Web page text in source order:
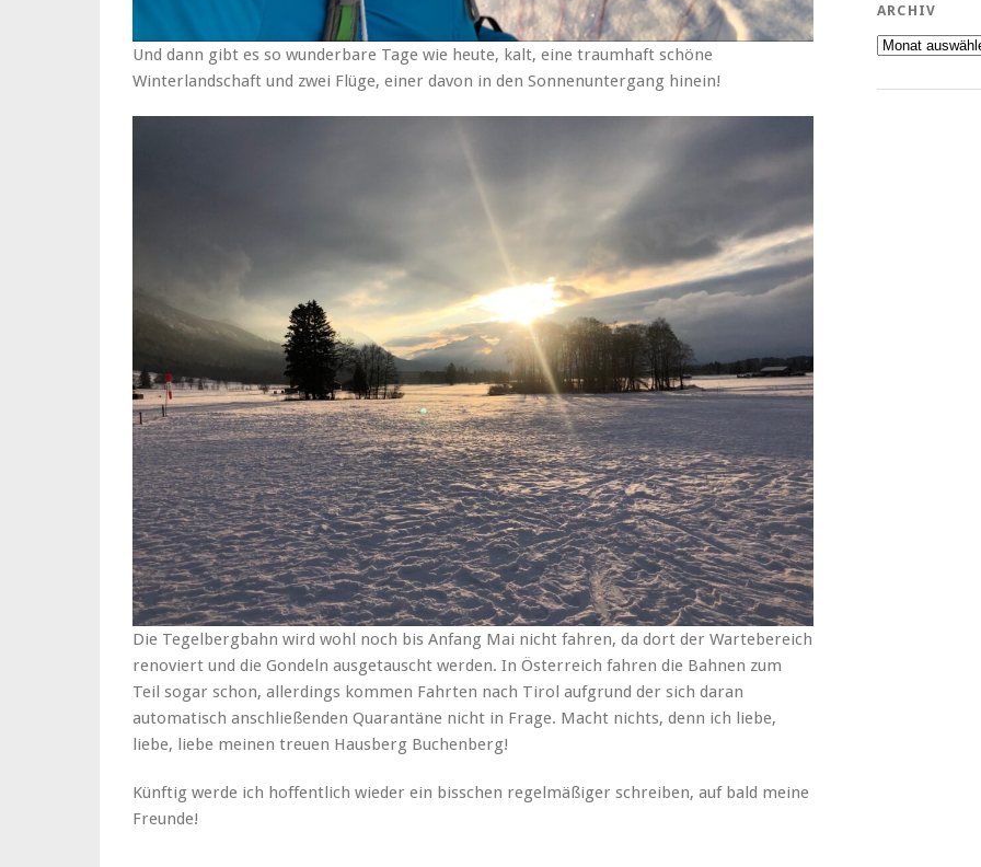
Und dann gibt es so wunderbare Tage wie heute, kalt, eine traumhaft schöne
Winterlandschaft und zwei Flüge, einer davon in den Sonnenuntergang hinein!
Die Tegelbergbahn wird wohl noch bis Anfang Mai nicht fahren, da dort der Wartebereich
renoviert und die Gondeln ausgetauscht werden. In Österreich fahren die Bahnen zum
Teil sogar schon, allerdings kommen Fahrten nach Tirol aufgrund der sich daran
automatisch anschließenden Quarantäne nicht in Frage. Macht nichts, denn ich liebe,
liebe, liebe meinen treuen Hausberg Buchenberg!
Künftig werde ich hoffentlich wieder ein bisschen regelmäßiger schreiben, auf bald meine
Freunde!
ARCHIV
Archiv